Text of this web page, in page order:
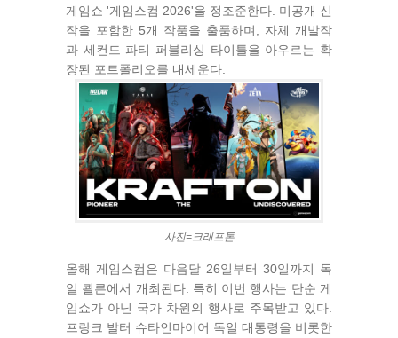
게임쇼 '게임스컴 2026'을 정조준한다. 미공개 신
작을 포함한 5개 작품을 출품하며, 자체 개발작
과 세컨드 파티 퍼블리싱 타이틀을 아우르는 확
장된 포트폴리오를 내세운다.
사진=크래프톤
올해 게임스컴은 다음달 26일부터 30일까지 독
일 쾰른에서 개최된다. 특히 이번 행사는 단순 게
임쇼가 아닌 국가 차원의 행사로 주목받고 있다.
프랑크 발터 슈타인마이어 독일 대통령을 비롯한